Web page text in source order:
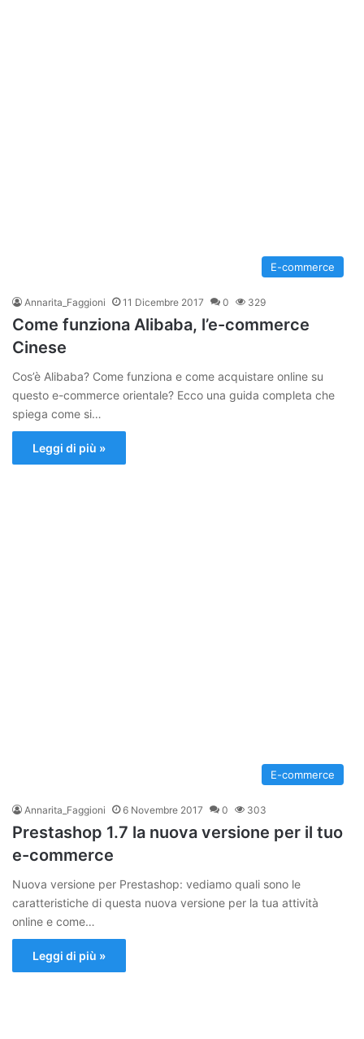
E-commerce
Annarita_Faggioni 11 Dicembre 2017 0 329
Come funziona Alibaba, l’e-commerce
Cinese
Cos’è Alibaba? Come funziona e come acquistare online su
questo e-commerce orientale? Ecco una guida completa che
spiega come si…
Leggi di più »
E-commerce
Annarita_Faggioni 6 Novembre 2017 0 303
Prestashop 1.7 la nuova versione per il tuo
e-commerce
Nuova versione per Prestashop: vediamo quali sono le
caratteristiche di questa nuova versione per la tua attività
online e come…
Leggi di più »